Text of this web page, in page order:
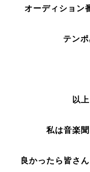
オーディション
テン
以
私は音楽
良かったら皆さ